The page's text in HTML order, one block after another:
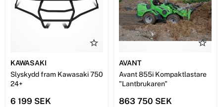
KAWASAKI
Slyskydd fram Kawasaki 750
24+
6 199 SEK
AVANT
Avant 855i Kompaktlastare
"Lantbrukaren"
863 750 SEK